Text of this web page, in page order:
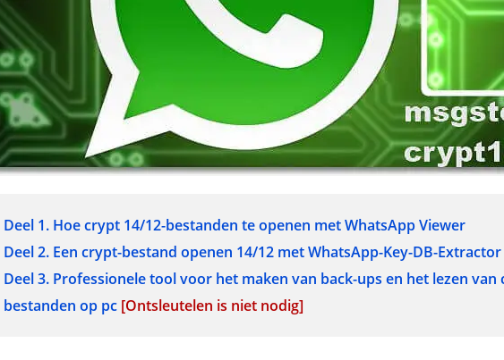
Deel 1. Hoe crypt 14/12-bestanden te openen met WhatsApp Viewer
Deel 2. Een crypt-bestand openen 14/12 met WhatsApp-Key-DB-
Deel 3. Professionele tool voor het maken van back-ups en het lezen van
bestanden op pc [Ontsleutelen is niet nodig]